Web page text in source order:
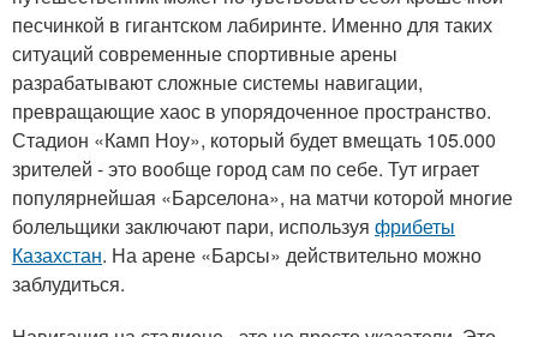
песчинкой в гигантском лабиринте. Именно для таких
ситуаций современные спортивные арены
разрабатывают сложные системы навигации,
превращающие хаос в упорядоченное пространство.
Стадион «Камп Ноу», который будет вмещать 105.000
зрителей - это вообще город сам по себе. Тут играет
популярнейшая «Барселона», на матчи которой многие
болельщики заключают пари, используя фрибеты
Казахстан. На арене «Барсы» действительно можно
заблудиться.